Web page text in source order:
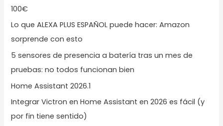
:
100€
Lo que ALEXA PLUS ESPAÑOL puede hacer: Amazon
sorprende con esto
5 sensores de presencia a batería tras un mes de
pruebas: no todos funcionan bien
Home Assistant 2026.1
Integrar Victron en Home Assistant en 2026 es fácil (y
por fin tiene sentido)